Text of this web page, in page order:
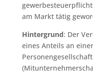
am Markt tätig
Hintergrund: Der
eines Anteils an
Personengesellschaft